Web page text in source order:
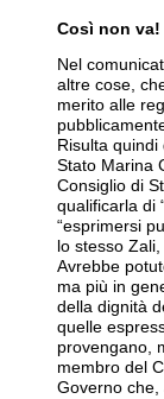
Così non va!
Nel
altre cose,
merito alle
Risulta
Stato Marina
Consiglio di
qualificarla di
“esprimersi
lo stesso
Avrebbe
ma più in
della dignità
quelle
provengano,
membro del
Governo